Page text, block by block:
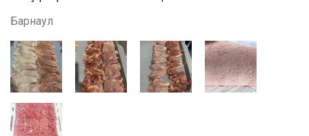
Барнаул